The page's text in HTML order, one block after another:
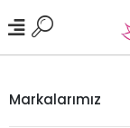
Markalarımız